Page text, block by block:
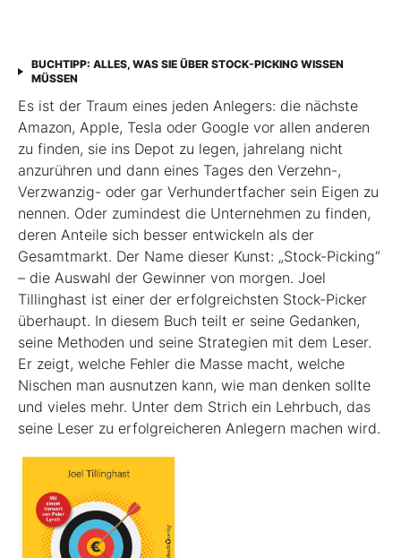
BUCHTIPP: ALLES, WAS SIE ÜBER STOCK-PICKING WISSEN
MÜSSEN
Es ist der Traum eines jeden Anlegers: die nächste
Amazon, Apple, Tesla oder Google vor allen anderen
zu finden, sie ins Depot zu legen, jahrelang nicht
anzurühren und dann eines Tages den Verzehn-,
Verzwanzig- oder gar Verhundertfacher sein Eigen zu
nennen. Oder zumindest die Unternehmen zu finden,
deren Anteile sich besser entwickeln als der
Gesamtmarkt. Der Name dieser Kunst: „Stock-Picking“
– die Auswahl der Gewinner von morgen. Joel
Tillinghast ist einer der erfolgreichsten Stock-Picker
überhaupt. In diesem Buch teilt er seine Gedanken,
seine Methoden und seine Strategien mit dem Leser.
Er zeigt, welche Fehler die Masse macht, welche
Nischen man ausnutzen kann, wie man denken sollte
und vieles mehr. Unter dem Strich ein Lehrbuch, das
seine Leser zu erfolgreicheren Anlegern machen wird.